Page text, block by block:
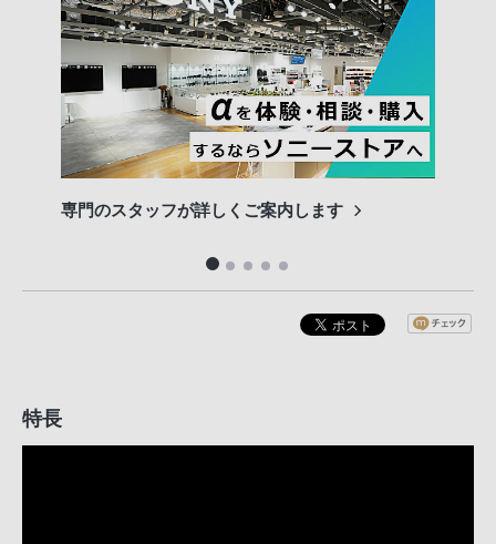
専門のスタッフが詳しくご案内します
特長